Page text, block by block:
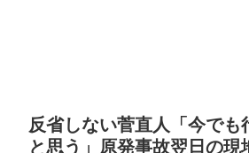
反省しない菅直人「今でも
と思う」原発事故翌日の現